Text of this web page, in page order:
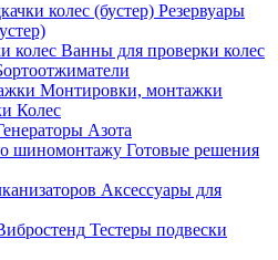
Резервуары
Ванны для проверки колес
Монтировки, монтажки
Колес
Азота
Готовые решения
Аксессуары для
Тестеры подвески